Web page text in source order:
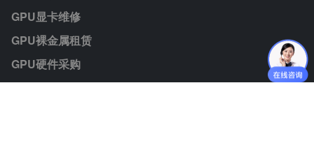
GPU显卡维修
GPU裸金属租赁
GPU硬件采购
模型Token